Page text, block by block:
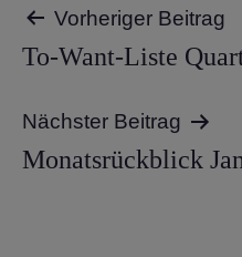
Vorheriger Beitrag
To-Want-Liste
Nächster Beitrag
Monatsrückblick